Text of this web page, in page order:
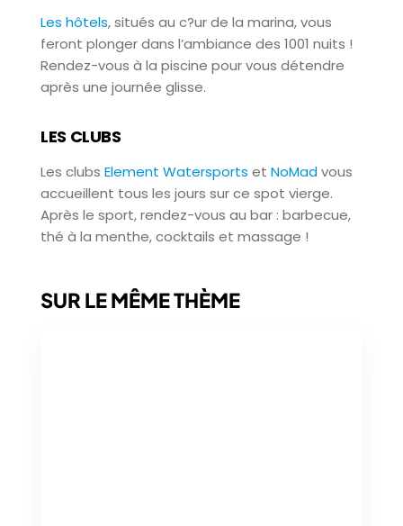
Les hôtels, situés au c?ur de la marina, vous
feront plonger dans l’ambiance des 1001 nuits !
Rendez-vous à la piscine pour vous détendre
après une journée glisse.
LES CLUBS
Les clubs Element Watersports et NoMadvous
accueillent tous les jours sur ce spot vierge.
Après le sport, rendez-vous au bar : barbecue,
thé à la menthe, cocktails et massage !
SUR LE MÊME THÈME